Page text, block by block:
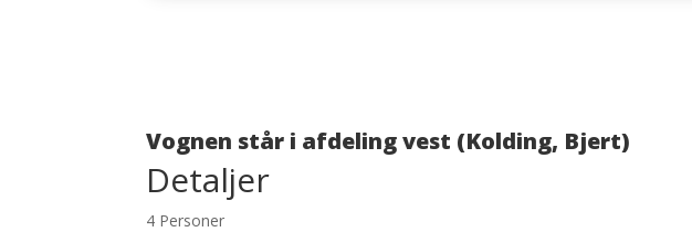
Vognen står i afdeling vest (Kolding, Bjert)
Detaljer
4 Personer